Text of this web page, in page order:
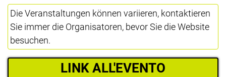
Die Veranstaltungen können variieren, kontaktieren
Sie immer die Organisatoren, bevor Sie die Website
besuchen.
LINK ALL'EVENTO